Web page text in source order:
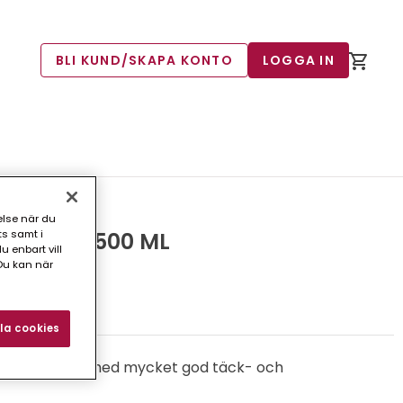
BLI KUND/SKAPA KONTO LOGGA IN
GUL 500 ML
märkfärg med mycket god täck- och
när du
samt i
enbart vill
kan när
cookies